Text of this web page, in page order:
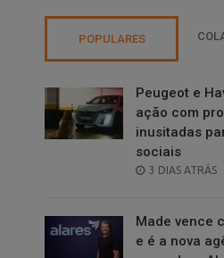
POPULARES
Peugeot e
ação com
inusitadas
sociais
POSTED
3 DIAS ATRÁS
Made vence
e é a nova